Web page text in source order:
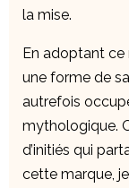
la mise.
En adoptant ce
une forme de
autrefois
mythologique.
d’initiés qui
cette marque,